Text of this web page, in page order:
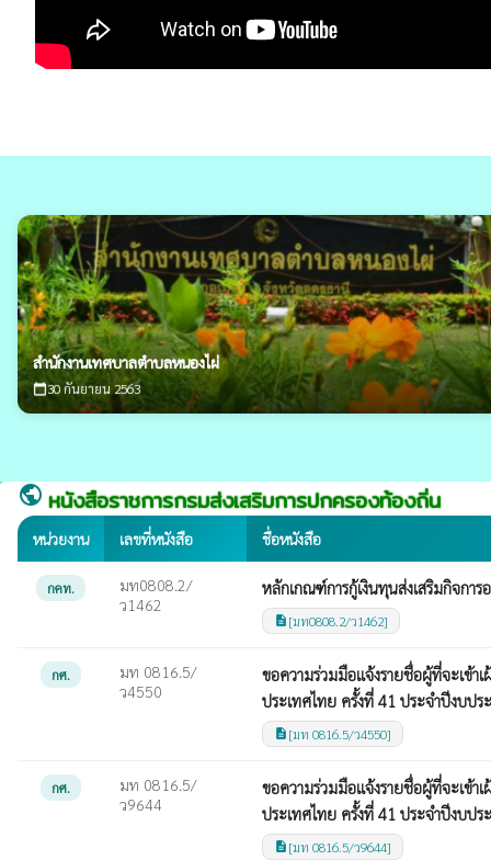
สำนักงานเทศบาลตำบลหนองไผ่
calendar_today30 กันยายน 2563
public หนังสือราชการกรมส่งเสริมการปกครองท้องถิ่น
หน่วยงาน เลขที่หนังสือ ชื่อหนังสือ
กคท.
มท0808.2/
ว1462
หลักเกณฑ์การกู้เงินทุนส่งเสริมกิจการ
description [มท0808.2/ว1462]
กศ.
มท 0816.5/
ว4550
ขอความร่วมมือแจ้งรายชื่อผู้ที่จะเข้า
ประเทศไทย ครั้งที่ 41 ประจำปีงบป
description [มท 0816.5/ว4550]
กศ.
มท 0816.5/
ว9644
ขอความร่วมมือแจ้งรายชื่อผู้ที่จะเข้า
ประเทศไทย ครั้งที่ 41 ประจำปีงบป
description [มท 0816.5/ว9644]